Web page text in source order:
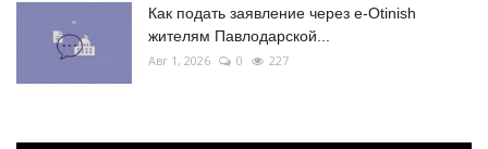
Как подать заявление через e-Otinish
жителям Павлодарской...
Авг 1, 2026 0 227